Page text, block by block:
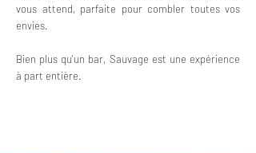
vous attend, parfaite pour combler toutes vos
envies.
Bien plus qu'un bar, Sauvage est une expérience
à part entière.